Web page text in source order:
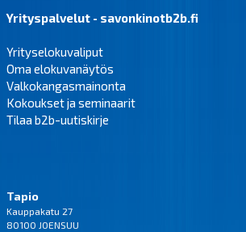
Yrityspalvelut - savonkinotb2b.fi
Yrityselokuvaliput
Oma elokuvanäytös
Valkokangasmainonta
Kokoukset ja seminaarit
Tilaa b2b-uutiskirje
Tapio
Kauppakatu 27
80100 JOENSUU